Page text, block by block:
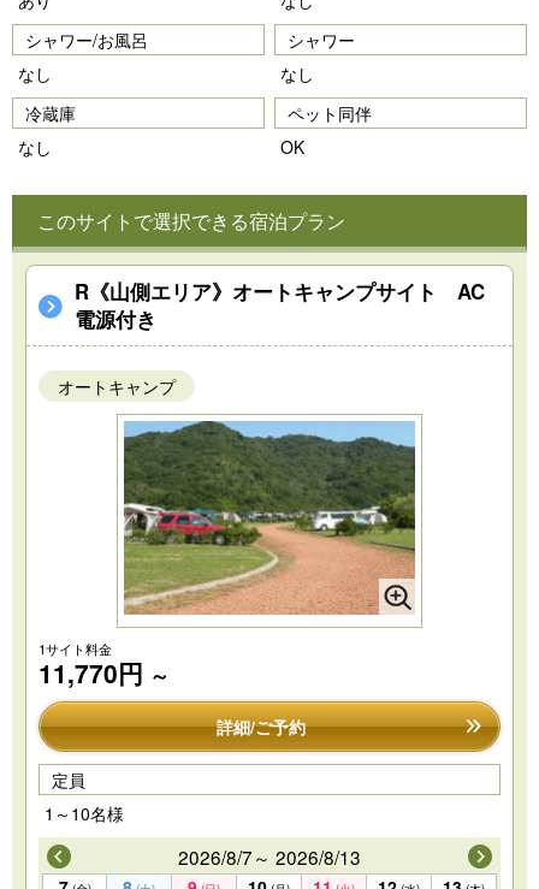
シャワー/お風呂
なし
シャワー
なし
冷蔵庫
なし
ペット同伴
OK
このサイトで選択できる宿泊プラン
R《山側エリア》オートキャンプサイト AC
電源付き
オートキャンプ
1サイト料金
11,770円 ～
詳細/ご予約
定員
1～10名様
2026/8/7～ 2026/8/13